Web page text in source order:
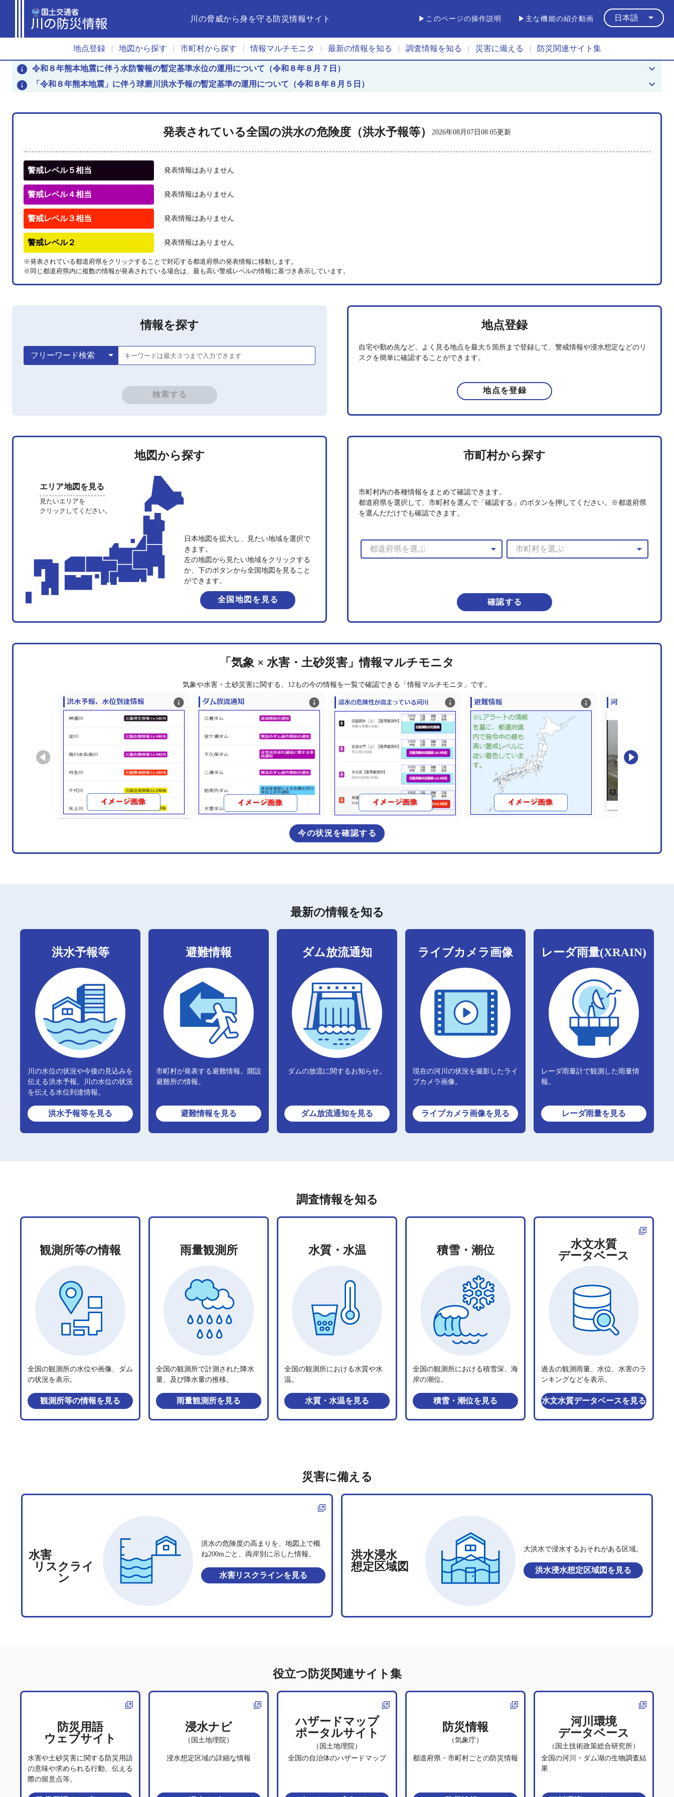
川の脅威から身を守る防災情報サイト ▶このページの操作説明 ▶主な機能の紹介動画 日本語 arrow_drop_down
地点登録 地図から探す 市町村から探す 情報マルチモニタ 最新の情報を知る 調査情報を知る 災害に備える 防災関連サイト集
info 令和８年熊本地震に伴う水防警報の暫定基準水位の運用について（令和８年８月７日）
keyboard_arrow_down
info
「令和８年熊本地震」に伴う球磨川洪水予報の暫定基準の運用について（令和８年８月５日） keyboard_arrow_down
発表されている全国の洪水の危険度 （洪水予報等） 2026年08月07日08:05更新
警戒レベル５相当 発表情報はありません
警戒レベル４相当 発表情報はありません
警戒レベル３相当 発表情報はありません
警戒レベル２ 発表情報はありません
※発表されている都道府県をクリックすることで対応する都道府県の発表情報に移動します。
※同じ都道府県内に複数の情報が発表されている場合は、最も高い警戒レベルの情報に基づき表示しています。
情報を探す
フリーワード検索 arrow_drop_down キーワードは最大３つまで入力できます
検索する
地点登録
自宅や勤め先など、よく見る地点を最大５箇所まで登録して、警戒情報や浸水想定などのリ
スクを簡単に確認することができます。
地点を登録
地図から探す
エリア地図を見る
見たいエリアを
クリックしてください。
日本地図を拡大し、見たい地域を選択で
きます。
左の地図から見たい地域をクリックする
か、下のボタンから全国地図を見ること
ができます。
全国地図を見る
市町村から探す
市町村内の各種情報をまとめて確認できます。
都道府県を選択して、市町村を選んで「確認する」のボタンを押してください。※都道府県
を選んだだけでも確認できます。
arrow_drop_down arrow_drop_down
確認する
「気象 × 水害・土砂災害」情報マルチモニタ
気象や水害・土砂災害に関する、12もの今の情報を一覧で確認できる「情報マルチモニタ」です。
今の状況を確認する
最新の情報を知る
洪水予報等
川の水位の状況や今後の見込みを
伝える洪水予報。川の水位の状況
を伝える水位到達情報。
洪水予報等を見る
避難情報
市町村が発表する避難情報。開設
避難所の情報。
避難情報を見る
ダム放流通知
ダムの放流に関するお知らせ。
ダム放流通知を見る
ライブカメラ画像
現在の河川の状況を撮影したライ
ブカメラ画像。
ライブカメラ画像を見る
レーダ雨量(XRAIN)
レーダ雨量計で観測した雨量情
報。
レーダ雨量を見る
調査情報を知る
観測所等の情報
全国の観測所の水位や画像、ダム
の状況を表示。
観測所等の情報を見る
雨量観測所
全国の観測所で計測された降水
量、及び降水量の推移。
雨量観測所を見る
水質・水温
全国の観測所における水質や水
温。
水質・水温を見る
積雪・潮位
全国の観測所における積雪深、海
岸の潮位。
積雪・潮位を見る
水文水質
データベース
過去の観測雨量、水位、水害のラ
ンキングなどを表示。
水文水質データベースを見る
災害に備える
水害
リスクライ
ン
洪水の危険度の高まりを、地図上で概
ね200mごと、両岸別に示した情報。
水害リスクラインを見る
洪水浸水
想定区域図
大洪水で浸水するおそれがある区域。
洪水浸水想定区域図 を見る
役立つ防災関連サイト集
防災用語
ウェブサイト
水害や土砂災害に関する防災用語
の意味や求められる行動、伝える
際の留意点等。
浸水ナビ
（国土地理院）
浸水想定区域の詳細な情報
ハザードマップ
ポータルサイト
（国土地理院）
全国の自治体のハザードマップ
防災情報
（気象庁）
都道府県・市町村ごとの防災情報
河川環境
データベース
（国土技術政策総合研究所）
全国の河川・ダム湖の生物調査結
果